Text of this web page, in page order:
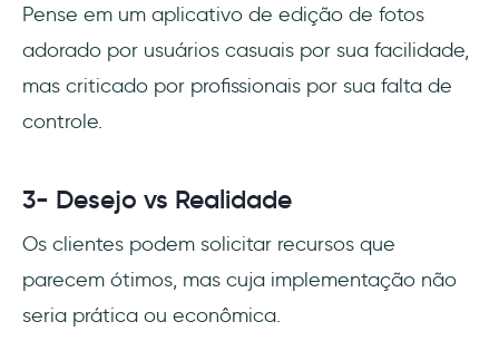
Pense em um aplicativo de edição de fotos
adorado por usuários casuais por sua facilidade,
mas criticado por profissionais por sua falta de
controle.
3- Desejo vs Realidade
Os clientes podem solicitar recursos que
parecem ótimos, mas cuja implementação não
seria prática ou econômica.